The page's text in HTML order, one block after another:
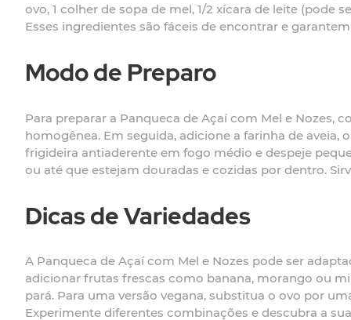
ovo, 1 colher de sopa de mel, 1/2 xícara de leite (pode
Esses ingredientes são fáceis de encontrar e
Modo de Preparo
Para preparar a Panqueca de Açaí com Mel e
homogênea. Em seguida, adicione a farinha de
frigideira antiaderente em fogo médio e despeje
ou até que estejam douradas e cozidas por dentro.
Dicas de Variedades
A Panqueca de Açaí com Mel e Nozes pode ser
adicionar frutas frescas como banana, morango ou
pará. Para uma versão vegana, substitua o ovo por
Experimente diferentes combinações e descubra a